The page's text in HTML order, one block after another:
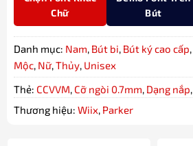
Chữ
Bút
Danh mục: Nam, Bút bi, Bút ký cao cấp,
Mộc, Nữ,Thủy, Unisex
Thẻ: CCVVM, Cỡ ngòi 0.7mm, Dạng nắp,
Thương hiệu: Wiix, Parker